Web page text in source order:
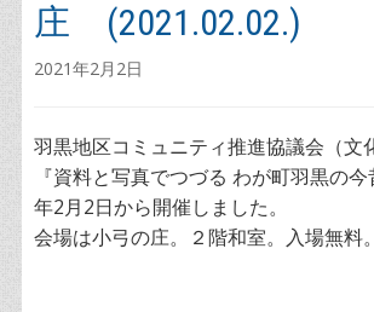
庄 (2021.02.02.)
2021年2月2日
羽黒地区コミュニティ推進協議会（文
『資料と写真でつづる わが町羽黒の
年2月2日から開催しました。
会場は小弓の庄。２階和室。入場無料。